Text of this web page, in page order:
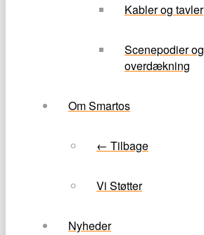
Kabler og tavler
Scenepodier og
overdækning
Om Smartos
← Tilbage
Vi Støtter
Nyheder